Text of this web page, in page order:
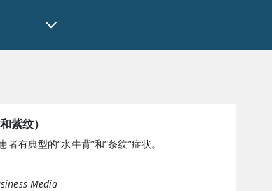
紫纹）
有典型的“水牛背”和“条纹”症状。
Media